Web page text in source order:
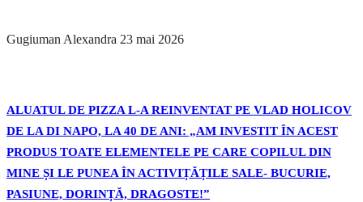
Gugiuman Alexandra 23 mai 2026
ALUATUL DE PIZZA L-A REINVENTAT PE VLAD HOLICOV
DE LA DI NAPO, LA 40 DE ANI: „AM INVESTIT ÎN ACEST
PRODUS TOATE ELEMENTELE PE CARE COPILUL DIN
MINE ȘI LE PUNEA ÎN ACTIVIȚĂȚILE SALE- BUCURIE,
PASIUNE, DORINȚĂ, DRAGOSTE!”